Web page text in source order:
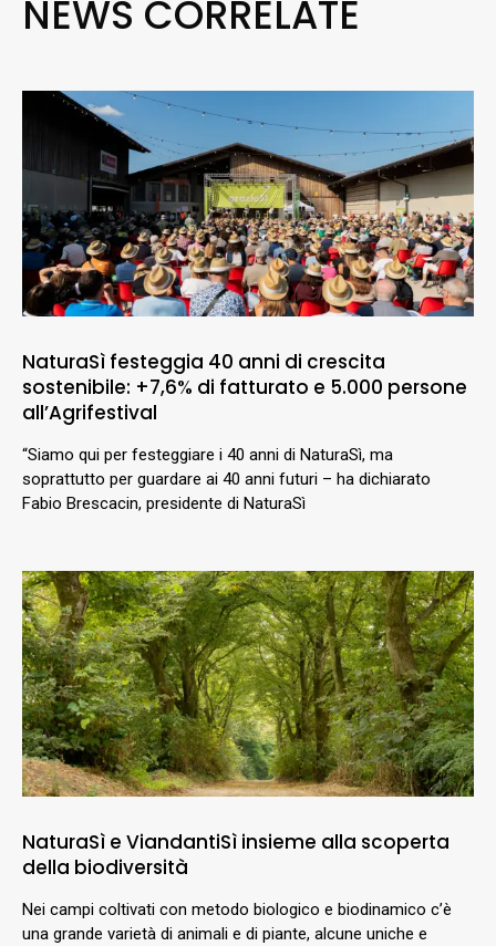
NEWS CORRELATE
NaturaSì festeggia 40 anni di crescita
sostenibile: +7,6% di fatturato e 5.000 persone
all’Agrifestival
“Siamo qui per festeggiare i 40 anni di NaturaSì, ma
soprattutto per guardare ai 40 anni futuri – ha dichiarato
Fabio Brescacin, presidente di NaturaSì
NaturaSì e ViandantiSì insieme alla scoperta
della biodiversità
Nei campi coltivati con metodo biologico e biodinamico c’è
una grande varietà di animali e di piante, alcune uniche e